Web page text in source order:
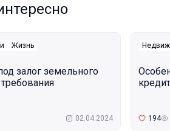
Жизнь
залог земельного
02.04.2024 194